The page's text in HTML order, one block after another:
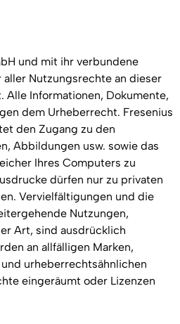
und mit ihr verbundene
Nutzungsrechte an dieser
Alle Informationen, Dokumente,
dem Urheberrecht. Fresenius
den Zugang zu den
Abbildungen usw. sowie das
Ihres Computers zu
dürfen nur zu privaten
Vervielfältigungen und die
Nutzungen,
Art, sind ausdrücklich
an allfälligen Marken,
urheberrechtsähnlichen
eingeräumt oder Lizenzen